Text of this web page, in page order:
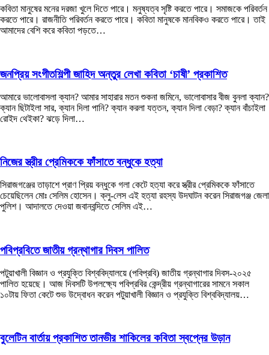
কবিতা মানুষের মনের দরজা খুলে দিতে পারে। মনুষ্যত্ব সৃষ্টি করতে পারে। সমাজকে পরিবর্তন
করতে পারে। রাজনীতি পরিবর্তন করতে পারে। কবিতা মানুষকে মানবিকও করতে পারে। তাই
আমাদের বেশি করে কবিতা পড়তে…
জনপ্রিয় সংগীতশিল্পী জাহিদ অন্তুর লেখা কবিতা ‘চাষী’ প্রকাশিত
আমারে ভালোবাসলা ক্যান? আমার সাহারার মতন শুকনা জমিনে, ভালোবাসার বীজ বুনলা ক্যান?
ক্যান ছিটাইলা সার, ক্যান দিলা পানি? ক্যান করলা যত্তন, ক্যান দিলা বেড়া? ক্যান বাঁচাইলা
রোইদ থেইকা? ঝড়ে দিলা…
নিজের স্ত্রীর প্রেমিককে ফাঁসাতে বন্ধুকে হত্যা
সিরাজগঞ্জের তাড়াশে প্রাণ প্রিয় বন্ধুকে গলা কেটে হত্যা করে স্ত্রীর প্রেমিককে ফাঁসাতে
চেয়েছিলেন মোঃ সেলিম হোসেন। ক্লু-লেস এই হত্যা রহস্য উদঘাটন করেন সিরাজগঞ্জ জেলা
পুলিশ। আদালতে দেওয়া জবানবন্দিতে সেলিম এই…
পবিপ্রবিতে জাতীয় গ্রন্থাগার দিবস পালিত
পটুয়াখালী বিজ্ঞান ও প্রযুক্তি বিশ্ববিদ্যালয়ে (পবিপ্রবি) জাতীয় গ্রন্থাগার দিবস-২০২৫
পালিত হয়েছে। আজ দিবসটি উপলক্ষ্যে পবিপ্রবির কেন্দ্রীয় গ্রন্থাগারের সামনে সকাল
১০টায় ফিতা কেটে শুভ উদ্বোধন করেন পটুয়াখালী বিজ্ঞান ও প্রযুক্তি বিশ্ববিদ্যালয়…
বুলেটিন বার্তায় প্রকাশিত তানভীর শাকিলের কবিতা স্বপ্নের উড়ান